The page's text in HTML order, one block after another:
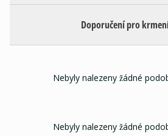
Doporučení pro
Nebyly nalezeny žádné
Nebyly nalezeny žádné